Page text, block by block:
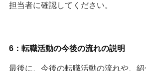
担当者に確認してください。
6：転職活動の今後の流れの説明
最後に、今後の転職活動の流れや、